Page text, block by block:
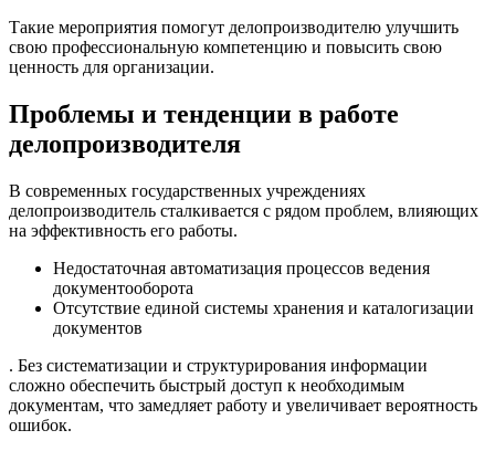
Такие мероприятия помогут делопроизводителю улучшить
свою профессиональную компетенцию и повысить свою
ценность для организации.
Проблемы и тенденции в работе
делопроизводителя
В современных государственных учреждениях
делопроизводитель сталкивается с рядом проблем, влияющих
на эффективность его работы.
Недостаточная автоматизация процессов ведения
документооборота
Отсутствие единой системы хранения и каталогизации
документов
. Без систематизации и структурирования информации
сложно обеспечить быстрый доступ к необходимым
документам, что замедляет работу и увеличивает вероятность
ошибок.